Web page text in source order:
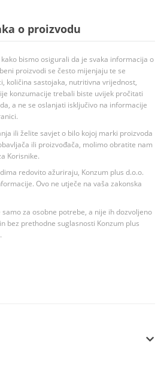
o proizvodu
bismo osigurali da je svaka informacija o
proizvodi se često mijenjaju te se
količina sastojaka, nutritivna vrijednost,
konzumacije trebali biste uvijek pročitati
a ne se oslanjati isključivo na informacije
ili želite savjet o bilo kojoj marki proizvoda
ili proizvođača, molimo obratite nam
Korisnike.
redovito ažuriraju, Konzum plus d.o.o.
Ovo ne utječe na vaša zakonska
za osobne potrebe, a nije ih dozvoljeno
bez prethodne suglasnosti Konzum plus